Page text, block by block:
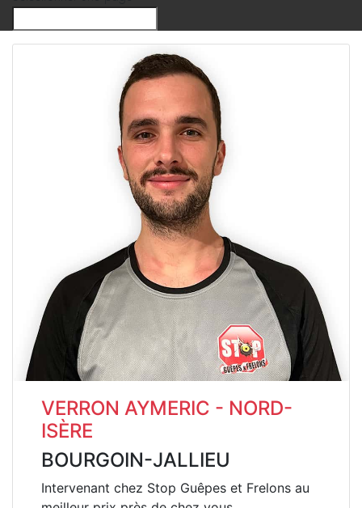
VERRON AYMERIC - NORD-
ISÈRE
BOURGOIN-JALLIEU
Intervenant chez Stop Guêpes et Frelons au